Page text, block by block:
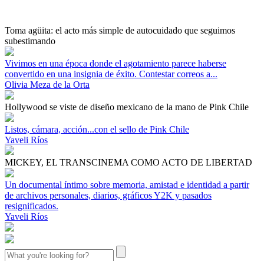
Toma agüita: el acto más simple de autocuidado que seguimos
subestimando
Vivimos en una época donde el agotamiento parece haberse
convertido en una insignia de éxito. Contestar correos a...
Olivia Meza de la Orta
Hollywood se viste de diseño mexicano de la mano de Pink Chile
Listos, cámara, acción...con el sello de Pink Chile
Yaveli Ríos
MICKEY, EL TRANSCINEMA COMO ACTO DE LIBERTAD
Un documental íntimo sobre memoria, amistad e identidad a partir
de archivos personales, diarios, gráficos Y2K y pasados
resignificados.
Yaveli Ríos